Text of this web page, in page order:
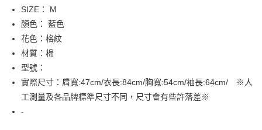
相關說明
【關於「AFTEE先享後付」】
AFTEE先享後付是「在收到商品之後才付款」的支付方式。 讓您購物簡單
便利好安心！
１．簡單：不需註冊會員、不需綁卡、不需儲值。
３．安心：先確認商品／服務後，再付款。
【「AFTEE先享後付」結帳流程】
１．於結帳方式選擇「AFTEE先享後付」後，將跳轉至「AFTEE先享後付」
結帳頁面，進行簡訊認證並確認金額後，即可完成結帳。
運送方式
全家取貨付款
免運費
SIZE： M
顏色： 藍色
花色：格紋
材質：棉
型號：
實際尺寸：肩寬:47cm/衣長:84cm/胸寬:54cm/袖長:64cm/ ※人
工測量及各品牌標準尺寸不同，尺寸會有些許落差※
-